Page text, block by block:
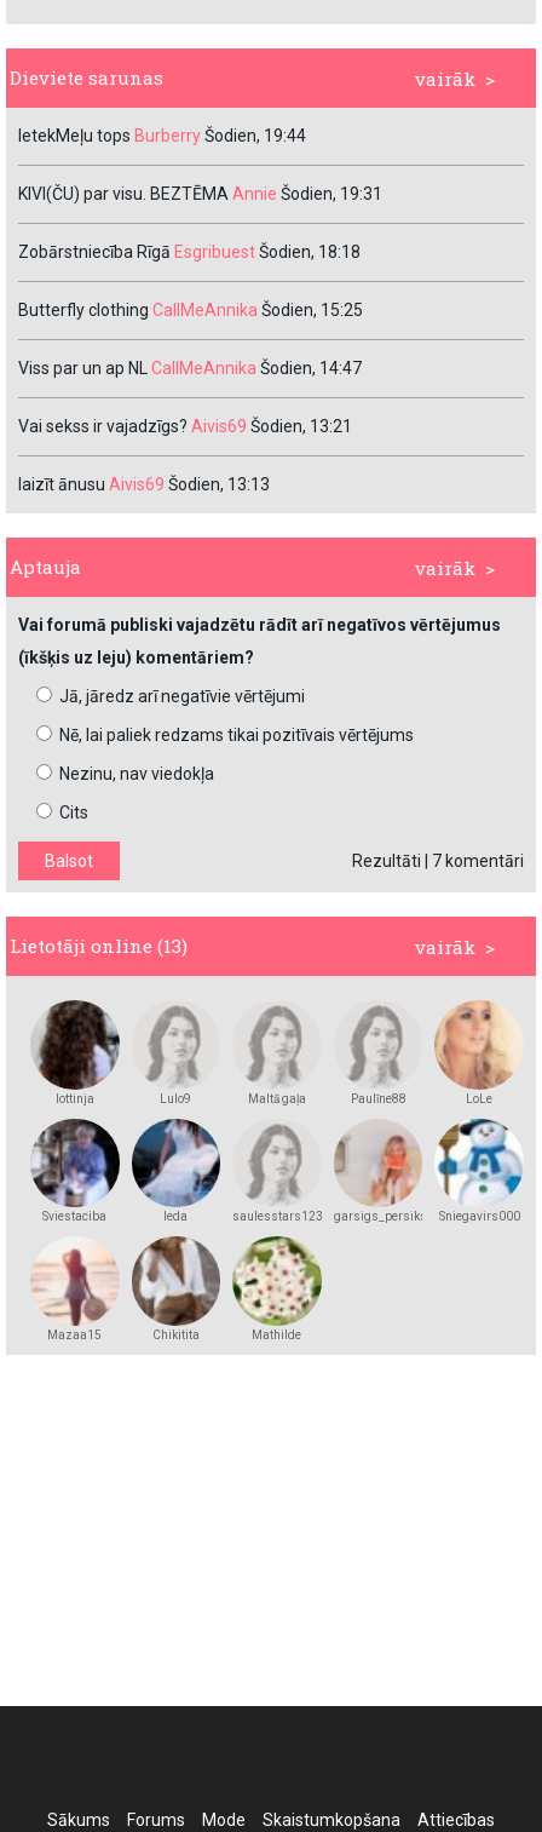
vairāk >
Dieviete sarunas
IetekMeļu tops BurberryŠodien, 19:44
KIVI(ČU) par visu. BEZTĒMAAnnie Šodien, 19:31
Zobārstniecība Rīgā EsgribuestŠodien, 18:18
Butterfly clothing CallMeAnnika Šodien, 15:25
Viss par un ap NLCallMeAnnika Šodien, 14:47
Vai sekss ir vajadzīgs? Aivis69 Šodien, 13:21
laizīt ānusu Aivis69 Šodien, 13:13
vairāk >
Aptauja
Vai forumā publiski vajadzētu rādīt arī negatīvos vērtējumus
(īkšķis uz leju) komentāriem?
Jā, jāredz arī negatīvie vērtējumi
Nē, lai paliek redzams tikai pozitīvais vērtējums
Nezinu, nav viedokļa
Cits
Rezultāti 7 komentāri
vairāk >
Lietotāji online (13)
lottinja Lulo9 Maltā gaļa Paulīne88 LoLe
Sviestaciba leda saulesstars123 garsigs_persiks Sniegavirs000
Mazaa15 Chikitita Mathilde
Sākums Forums Mode Skaistumkopšana Attiecības